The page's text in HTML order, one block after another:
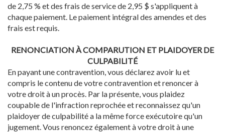
de 2,75 % et des frais de service de 2,95 $ s'appliquent à
chaque paiement. Le paiement intégral des amendes et des
frais est requis.
RENONCIATION À COMPARUTION ET PLAIDOYER DE
CULPABILITÉ
En payant une contravention, vous déclarez avoir lu et
compris le contenu de votre contravention et renoncer à
votre droit à un procès. Par la présente, vous plaidez
coupable de l'infraction reprochée et reconnaissez qu'un
plaidoyer de culpabilité a la même force exécutoire qu'un
jugement. Vous renoncez également à votre droit à une